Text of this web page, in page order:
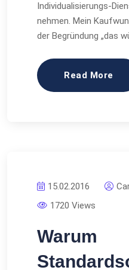
Individualisierungs-
nehmen. Mein
der Begründung „das
Read More
15.02.2016
1720 Views
Warum